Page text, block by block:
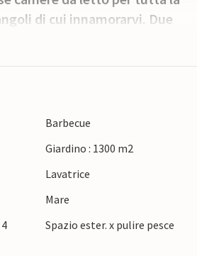
di cui innamorarvi. Due
piacevole e accogliente. Al
godetevi l'alba. I bambini
per una bella battuta di
natura. A piedi e dall'acqua.
dell'isola, Bakkasund. Fate
Barbecue
Giardino : 1300 m2
Lavatrice
Mare
Spazio ester. x pulire pesce